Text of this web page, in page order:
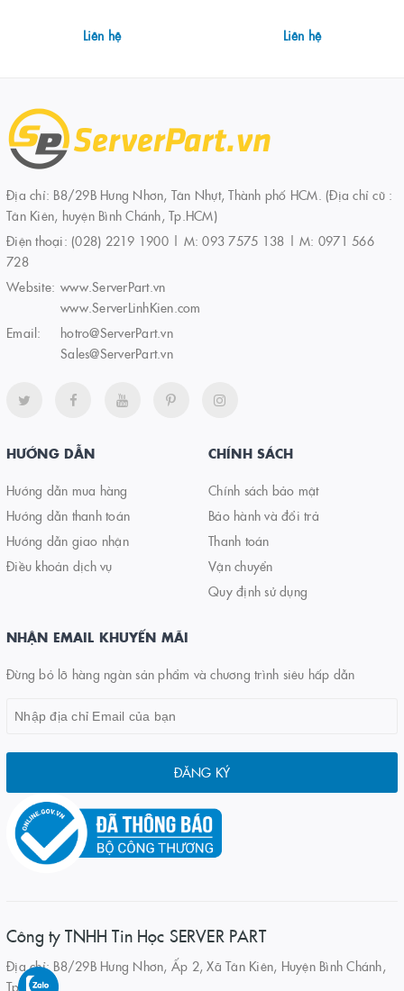
Liên hệ Liên hệ
Địa chỉ: B8/29B Hưng Nhơn, Tân Nhựt, Thành phố HCM. (Địa chỉ cũ :
Tân Kiên, huyện Bình Chánh, Tp.HCM)
Điện thoại: (028) 2219 1900 | M: 093 7575 138 | M: 0971 566
728
Website: www.ServerPart.vn
www.ServerLinhKien.com
Email:
hotro@ServerPart.vn
Sales@ServerPart.vn
HƯỚNG DẪN
Hướng dẫn mua hàng
Hướng dẫn thanh toán
Hướng dẫn giao nhận
Điều khoản dịch vụ
CHÍNH SÁCH
Chính sách bảo mật
Bảo hành và đổi trả
Thanh toán
Vận chuyển
Quy định sử dụng
NHẬN EMAIL KHUYẾN MÃI
Đừng bỏ lỡ hàng ngàn sản phẩm và chương trình siêu hấp dẫn
ĐĂNG KÝ
Công ty TNHH Tin Học SERVER PART
Địa chỉ: B8/29B Hưng Nhơn, Ấp 2, Xã Tân Kiên, Huyện Bình Chánh,
Tp.HCM